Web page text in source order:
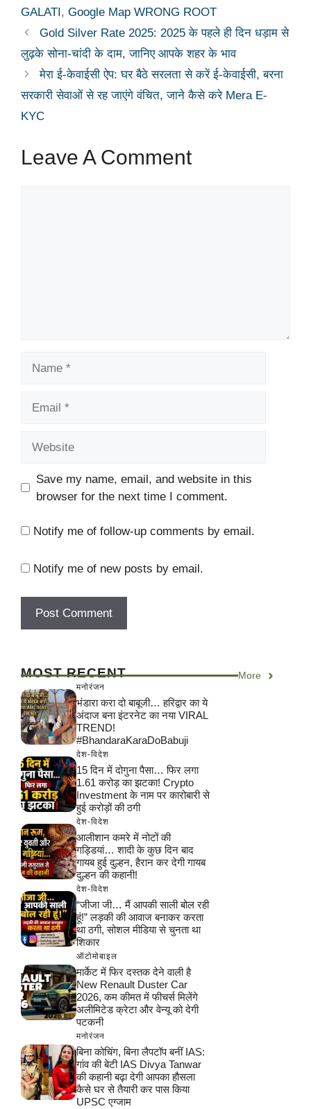
GALATI , Google Map WRONG ROOT
Gold Silver Rate 2025: 2025 के पहले ही दिन धड़ाम से
लुढ़के सोना-चांदी के दाम, जानिए आपके शहर के भाव
मेरा ई-केवाईसी ऐप: घर बैठे सरलता से करें ई-केवाईसी, बरना
सरकारी सेवाओं से रह जाएंगे वंचित, जाने कैसे करे Mera E-
KYC
Leave A Comment
Save my name, email, and website in this
browser for the next time I comment.
Notify me of follow-up comments by email.
Notify me of new posts by email.
MOST RECENT More
मनोरंजन
भंडारा करा दो बाबूजी… हरिद्वार का ये
अंदाज बना इंटरनेट का नया VIRAL
TREND!
#BhandaraKaraDoBabuji
देश-विदेश
15 दिन में दोगुना पैसा… फिर लगा
1.61 करोड़ का झटका! Crypto
Investment के नाम पर कारोबारी से
हुई करोड़ों की ठगी
देश-विदेश
आलीशान कमरे में नोटों की
गड्डियां… शादी के कुछ दिन बाद
गायब हुई दुल्हन, हैरान कर देगी गायब
दुल्हन की कहानी!
देश-विदेश
“जीजा जी… मैं आपकी साली बोल रही
हूं!” लड़की की आवाज बनाकर करता
था ठगी, सोशल मीडिया से चुनता था
शिकार
ऑटोमोबाइल
मार्केट में फिर दस्तक देने वाली है
New Renault Duster Car
2026, कम कीमत में फीचर्स मिलेंगे
अलीमिटेड क्रेटा और वेन्यू को देगी
पटकनी
मनोरंजन
बिना कोचिंग, बिना लैपटॉप बनीं IAS:
गांव की बेटी IAS Divya Tanwar
की कहानी बढ़ा देगी आपका हौसला
कैसे घर से तैयारी कर पास किया
UPSC एग्जाम